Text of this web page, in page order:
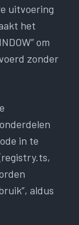
uitvoering
het
om
zonder
in te
aldus